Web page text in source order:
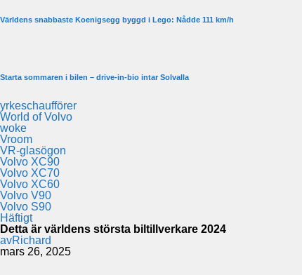
Världens snabbaste Koenigsegg byggd i Lego: Nådde 111 km/h
Starta sommaren i bilen – drive-in-bio intar Solvalla
yrkeschaufförer
World of Volvo
woke
Vroom
VR-glasögon
Volvo XC90
Volvo XC70
Volvo XC60
Volvo V90
Volvo S90
Häftigt
Detta är världens största biltillverkare 2024
avRichard
mars 26, 2025